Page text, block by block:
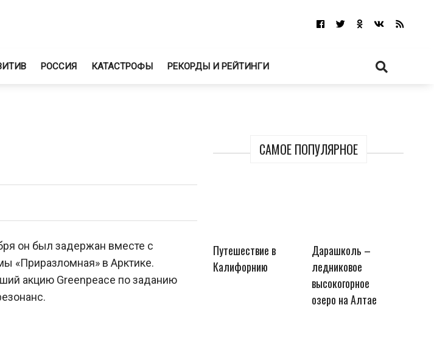
РОССИЯ КАТАСТРОФЫ РЕКОРДЫ И РЕЙТИНГИ
САМОЕ ПОПУЛЯРНОЕ
Путешествие в
Калифорнию
Дарашколь –
ледниковое
высокогорное
озеро на Алтае
он был задержан вместе с
«Приразломная» в Арктике.
акцию Greenpeace по заданию